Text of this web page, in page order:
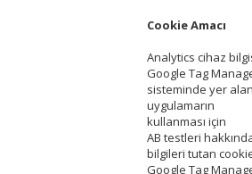
Cookie Amacı
Analytics cihaz
Google Tag
sisteminde yer
uygulamarın
kullanması için
AB testleri
bilgileri tutan
Google Tag